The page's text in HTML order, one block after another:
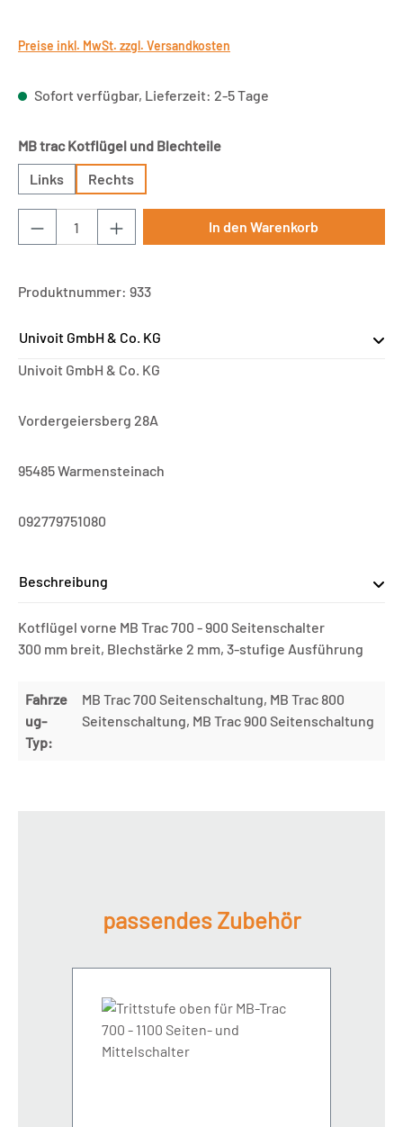
Preise inkl. MwSt. zzgl. Versandkosten
Sofort verfügbar, Lieferzeit: 2-5 Tage
MB trac Kotflügel und Blechteileauswählen
Links
Rechts
Produkt Anzahl: Gib den gewünschten
In den Warenkorb
Produktnummer: 933
Univoit GmbH & Co. KG
Univoit GmbH & Co. KG
Vordergeiersberg 28A
95485 Warmensteinach
092779751080
Beschreibung
Kotflügel vorne MB Trac 700 - 900 Seitenschalter
300 mm breit, Blechstärke 2 mm, 3-stufige Ausführung
Fahrze
ug-
Typ:
MB Trac 700 Seitenschaltung, MB Trac 800
Seitenschaltung, MB Trac 900 Seitenschaltung
Produktgalerie überspringen
passendes Zubehör